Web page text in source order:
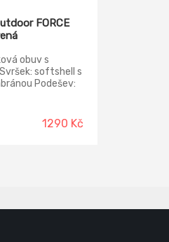
FORCE
obuv s
softshell s
Podešev:
1290 Kč